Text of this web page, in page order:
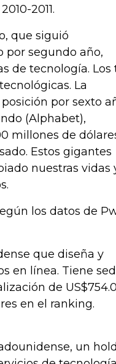
2011.
que siguió
por segundo año,
de tecnología. Los
La
por sexto
(Alphabet),
millones de
Estos gigantes
nuestras vidas
los datos de
que diseña y
en línea. Tiene
de
en el ranking.
un